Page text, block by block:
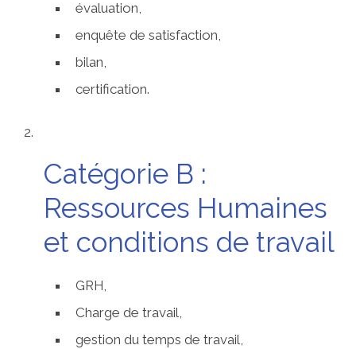
évaluation,
enquête de satisfaction,
bilan,
certification.
Catégorie B :
Ressources Humaines
et conditions de travail
GRH,
Charge de travail,
gestion du temps de travail,